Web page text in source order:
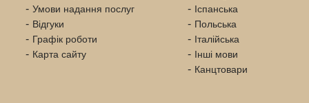
Умови надання послуг
Відгуки
Графік роботи
Карта сайту
Іспанська
Польська
Італійська
Інші мови
Канцтовари